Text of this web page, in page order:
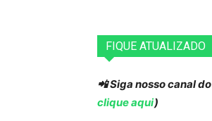
FIQUE ATUALIZADO
📲 Siga nosso canal do
clique aqui)